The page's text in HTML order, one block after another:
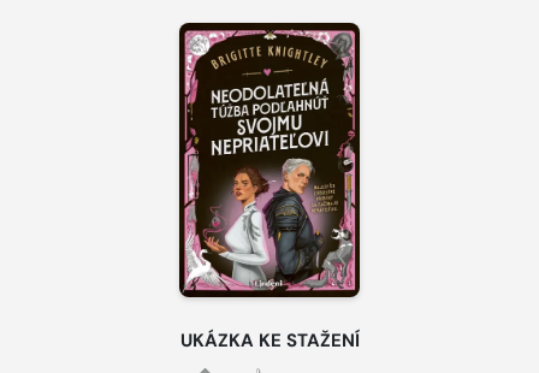
UKÁZKA KE STAŽENÍ